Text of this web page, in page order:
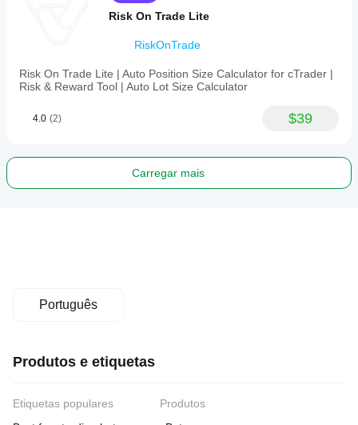
Risk On Trade Lite
RiskOnTrade
Risk On Trade Lite | Auto Position Size Calculator for cTrader |
Risk & Reward Tool | Auto Lot Size Calculator
4.0 (2) $39
Carregar mais
Português
Produtos e etiquetas
Etiquetas populares
Produtos